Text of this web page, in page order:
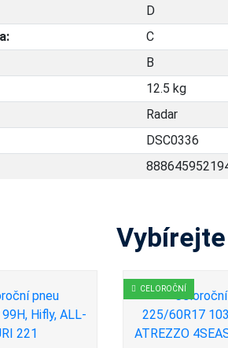
D
C
B
12.5 kg
Radar
DSC0336
CELOROČNÍ